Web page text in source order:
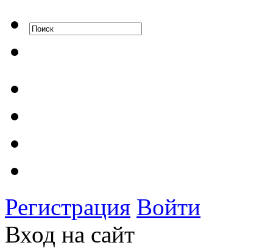
Регистрация Войти
Вход на сайт